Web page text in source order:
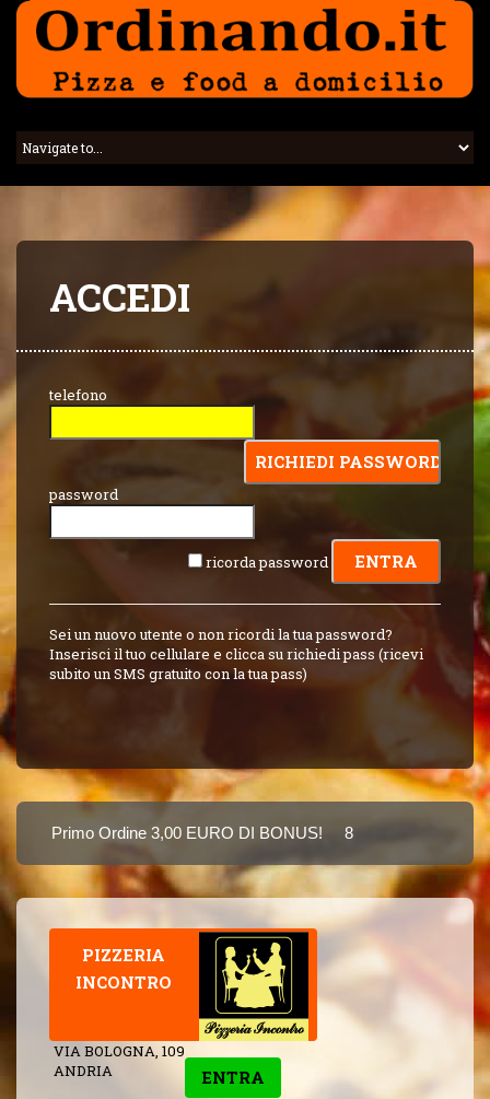
ACCEDI
telefono
password
ricorda password
Sei un nuovo utente o non ricordi la tua password?
Inserisci il tuo cellulare e clicca su richiedi pass (ricevi
subito un SMS gratuito con la tua pass)
Primo Ordine 3,00 EURO DI BONUS!
8 PUNTI 3,00 EURO
PIZZERIA
INCONTRO
VIA BOLOGNA, 109
ANDRIA
ENTRA